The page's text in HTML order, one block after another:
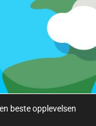
beste opplevelsen